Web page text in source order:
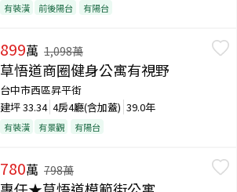
有裝潢 前後陽台 有陽台
899萬 1,098萬
草悟道商圈健身公寓有視野
台中市西區昇平街
建坪33.34 4房4廳(含加蓋) 39.0年
有裝潢 有景觀 有陽台
780萬 798萬